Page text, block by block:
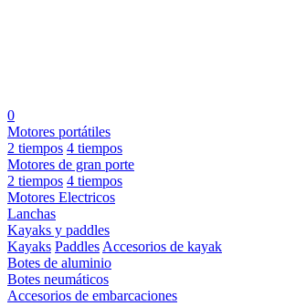
0
Motores portátiles
2 tiempos 4 tiempos
Motores de gran porte
2 tiempos 4 tiempos
Motores Electricos
Lanchas
Kayaks y paddles
Kayaks Paddles Accesorios de kayak
Botes de aluminio
Botes neumáticos
Accesorios de embarcaciones